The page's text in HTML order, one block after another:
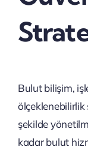
Bulut bilişim,
şekilde
kadar bulut